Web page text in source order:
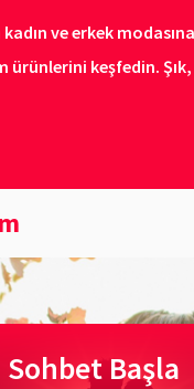
ve erkek
ürünlerini keşfedin.
Başla